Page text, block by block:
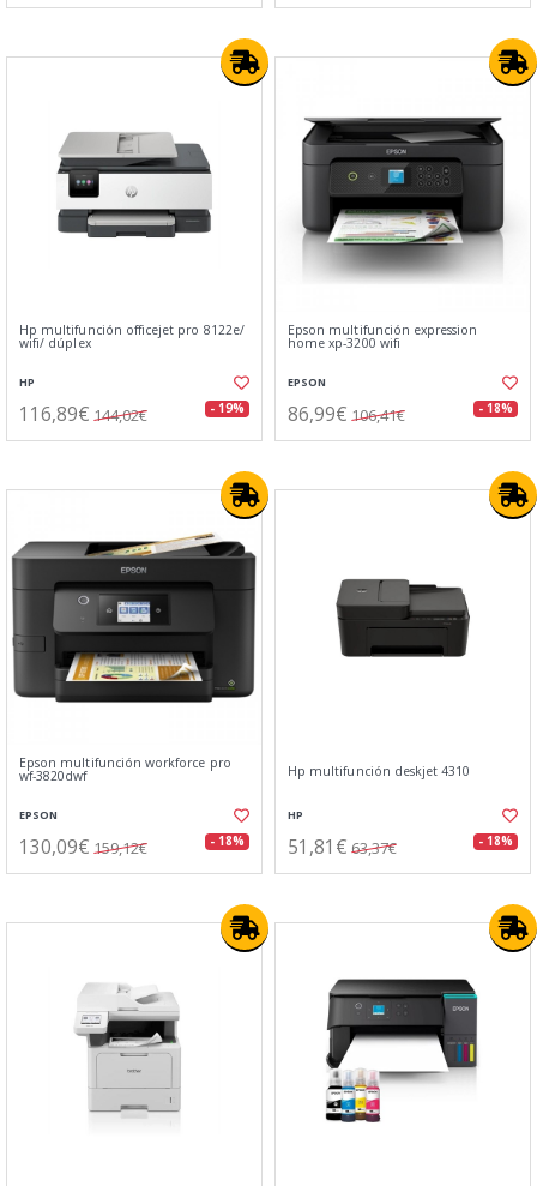
Hp multifunción officejet pro 8122e/
wifi/ dúplex
HP
116,89€ 144,02€ - 19%
Epson multifunción expression
home xp-3200 wifi
EPSON
86,99€ 106,41€ - 18%
Epson multifunción workforce pro
wf-3820dwf
EPSON
130,09€ 159,12€ - 18%
Hp multifunción deskjet 4310
HP
51,81€ 63,37€ - 18%